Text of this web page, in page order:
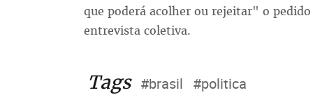
que poderá acolher ou rejeitar" o
entrevista coletiva.
Tags #brasil #politica